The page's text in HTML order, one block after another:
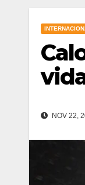
NOV 22,